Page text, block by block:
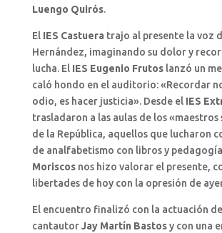
Luengo Quirós.
El IES Castuera trajo al presente la voz
Hernández, imaginando su dolor y
lucha. El IES Eugenio Frutoslanzó un
caló hondo en el auditorio: «Recordar
odio, es hacer justicia». Desde el IES
trasladaron a las aulas de los «maestros
de la República, aquellos que lucharon
de analfabetismo con libros y
Moriscosnos hizo valorar el presente,
libertades de hoy con la opresión de
El encuentro finalizó con la actuación
cantautorJay Martín Bastosy con una